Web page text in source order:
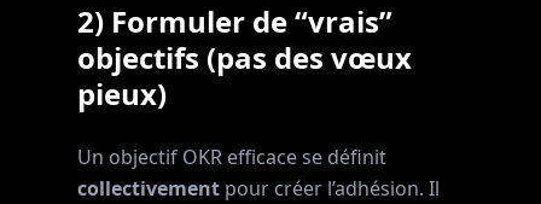
2) Formuler de “vrais”
objectifs (pas des vœux
pieux)
Un objectif OKR efficace se définit
collectivement pour créer l’adhésion. Il